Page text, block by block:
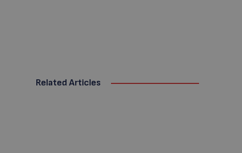
Related Articles